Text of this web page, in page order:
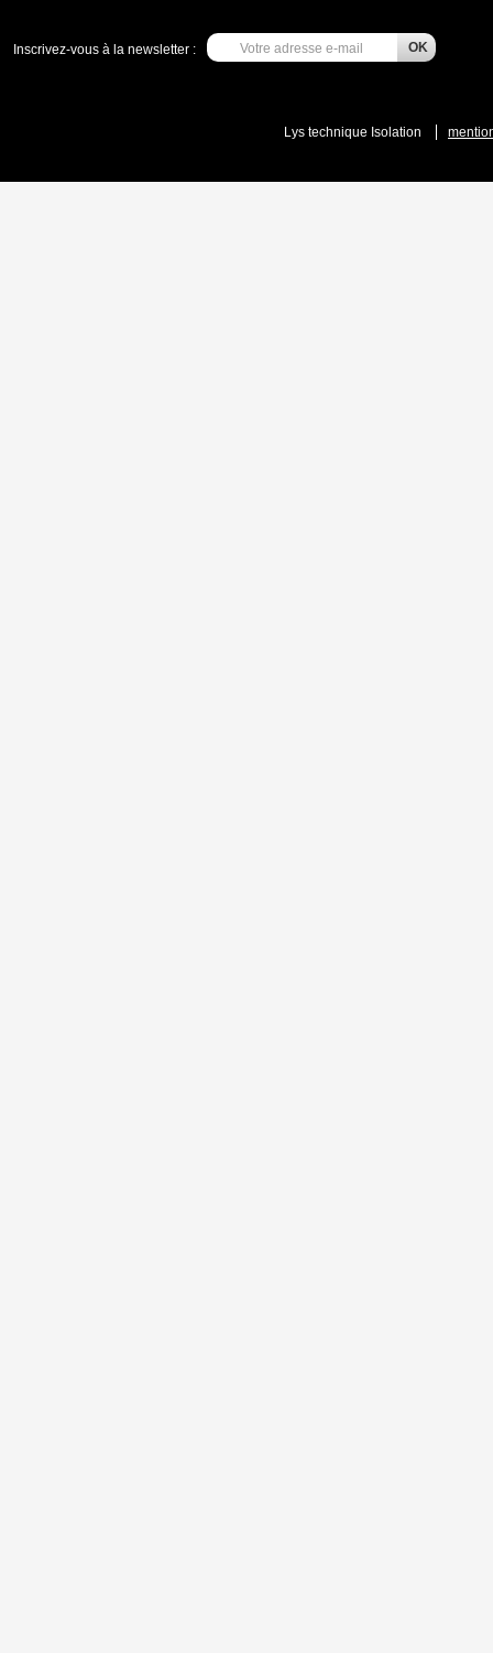
Inscrivez-vous à la newsletter :
Lys technique Isolation